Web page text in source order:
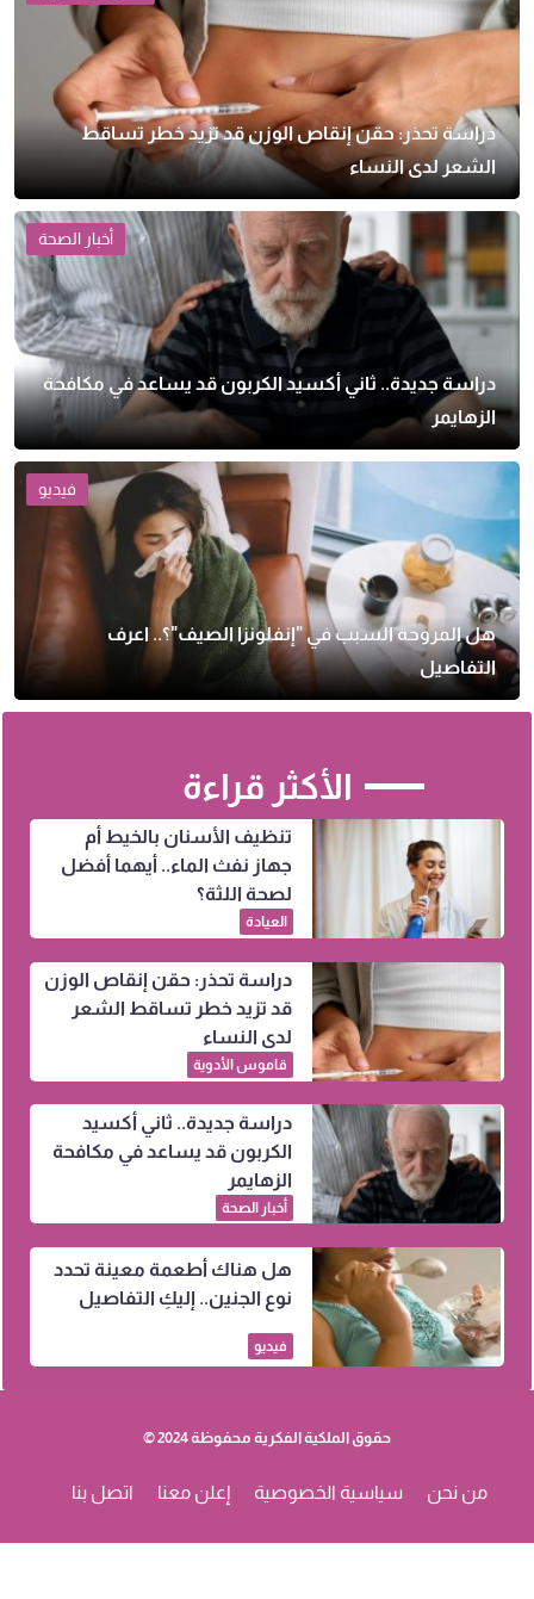
دراسة تحذر: حقن إنقاص الوزن قد تزيد خطر تساقط
الشعر لدى النساء
أخبار الصحة
دراسة جديدة.. ثاني أكسيد الكربون قد يساعد في مكافحة
الزهايمر
فيديو
هل المروحة السبب في "إنفلونزا الصيف"؟.. اعرف
التفاصيل
الأكثر قراءة
تنظيف الأسنان بالخيط أم
جهاز نفث الماء.. أيهما أفضل
لصحة اللثة؟
العيادة
دراسة تحذر: حقن إنقاص الوزن
قد تزيد خطر تساقط الشعر
لدى النساء
قاموس الأدوية
دراسة جديدة.. ثاني أكسيد
الكربون قد يساعد في مكافحة
الزهايمر
أخبار الصحة
هل هناك أطعمة معينة تحدد
نوع الجنين.. إليكِ التفاصيل
فيديو
حقوق الملكية الفكرية محفوظة 2024 ©
من نحن سياسية الخصوصية إعلن معنا اتصل بنا